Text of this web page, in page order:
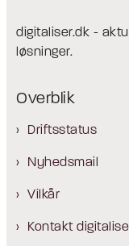
digitaliser.dk -
løsninger.
Overblik
Driftsstatus
Nyhedsmail
Vilkår
Kontakt